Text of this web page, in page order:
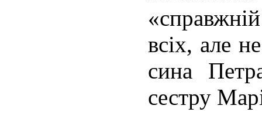
всіх, але
сина
сестру